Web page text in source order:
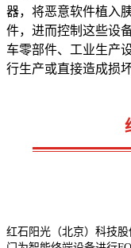
器，将恶意软件植入
件，进而控制这些设
车零部件、工业生产
行生产或直接造成损坏
红石阳光（北京）科技